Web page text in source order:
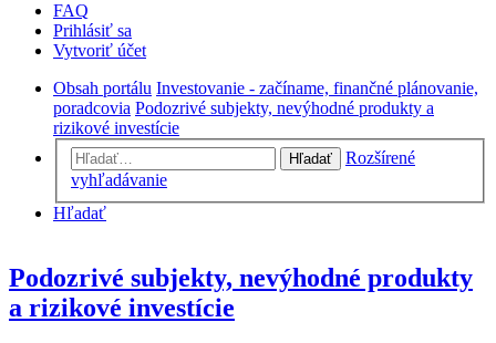
FAQ
Prihlásiť sa
Vytvoriť účet
Obsah portálu Investovanie - začíname, finančné plánovanie,
poradcovia Podozrivé subjekty, nevýhodné produkty a
rizikové investície
Hľadať
Rozšírené
vyhľadávanie
Hľadať
Podozrivé subjekty, nevýhodné produkty
a rizikové investície